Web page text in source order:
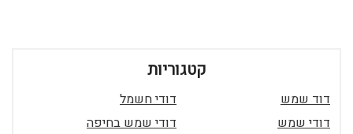
קטגוריות
דוד שמש
דודי חשמל
דודי שמש
דודי שמש בחיפה